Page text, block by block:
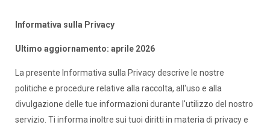
Informativa sulla Privacy
Ultimo aggiornamento: aprile 2026
La presente Informativa sulla Privacy descrive le nostre
politiche e procedure relative alla raccolta, all'uso e alla
divulgazione delle tue informazioni durante l'utilizzo del nostro
servizio. Ti informa inoltre sui tuoi diritti in materia di privacy e